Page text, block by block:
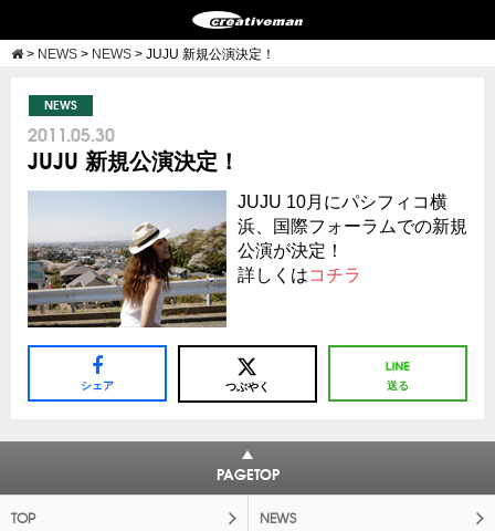
> NEWS > NEWS > JUJU 新規公演決定！
NEWS
2011.05.30
JUJU 新規公演決定！
JUJU 10月にパシフィコ横
浜、国際フォーラムでの新規
公演が決定！
詳しくはコチラ
シェア つぶやく 送る
PAGETOP
TOP NEWS